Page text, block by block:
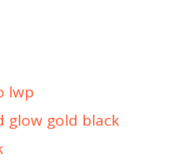
lwp
glow gold black